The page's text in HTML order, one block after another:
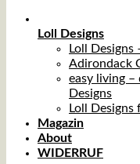
Loll Designs
Loll
Adirondack
easy living –
Designs
Loll
Magazin
About
WIDERRUF